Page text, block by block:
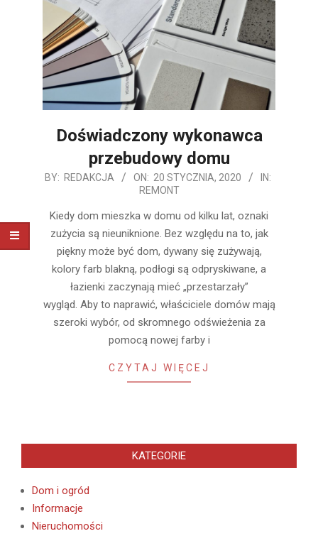
Doświadczony wykonawca
przebudowy domu
2020-
20
BY: REDAKCJA ON: 20 STYCZNIA, 2020
IN:
REMONT
Kiedy dom mieszka w domu od kilku lat, oznaki
zużycia są nieuniknione. Bez względu na to, jak
piękny może być dom, dywany się zużywają,
kolory farb blakną, podłogi są odpryskiwane, a
łazienki zaczynają mieć „przestarzały”
wygląd. Aby to naprawić, właściciele domów mają
szeroki wybór, od skromnego odświeżenia za
pomocą nowej farby i
CZYTAJ WIĘCEJ
KATEGORIE
Dom i ogród
Informacje
Nieruchomości